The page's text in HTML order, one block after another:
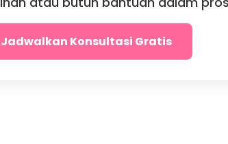
Jadwalkan Konsultasi Gratis